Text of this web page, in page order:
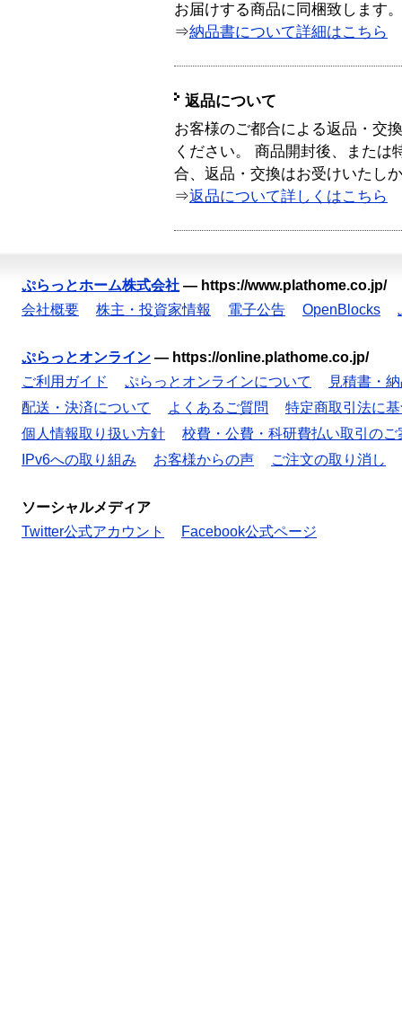
お届けする商品に同梱致します。
⇒納品書について詳細はこちら
返品について
お客様のご都合による返品・交
ください。 商品開封後、または
合、返品・交換はお受けいたし
⇒返品について詳しくはこちら
ぷらっとホーム株式会社 — https://www.plathome.co.jp/
会社概要
株主・投資家情報 電子公告 OpenBlocks
ぷらっとオンライン — https://online.plathome.co.jp/
ご利用ガイド
ぷらっとオンラインについて
見積書・
配送・決済について
よくあるご質問
特定商取引法に
個人情報取り扱い方針
校費・公費・科研費払い取引のご
IPv6への取り組み
お客様からの声 ご注文の取り消し
ソーシャルメディア
Twitter公式アカウント
Facebook公式ページ